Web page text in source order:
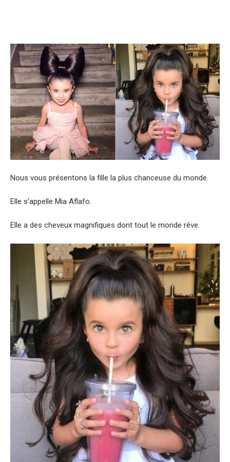
Nous vous présentons la fille la plus chanceuse du monde.
Elle s’appelle Mia Aflafo.
Elle a des cheveux magnifiques dont tout le monde rêve.